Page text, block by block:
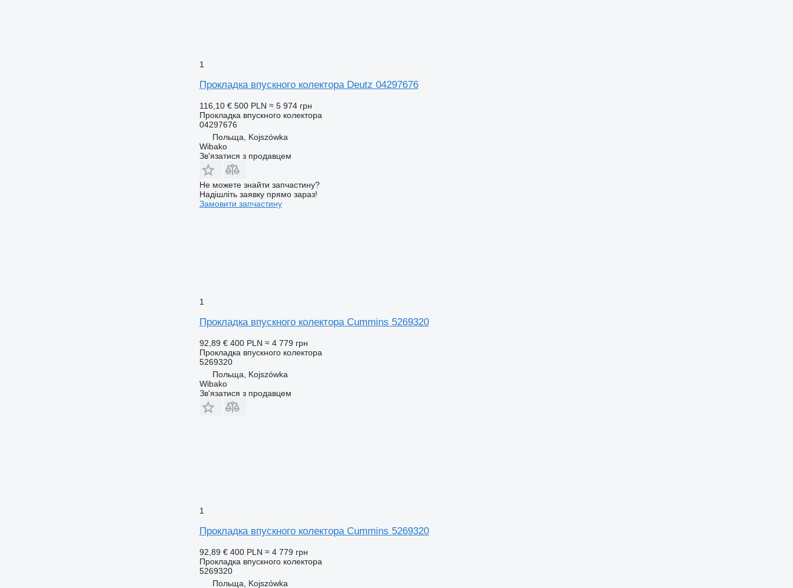
1
Прокладка впускного колектора Deutz 04297676
116,10 € 500 PLN ≈ 5 974 грн
Прокладка впускного колектора
04297676
Польща, Kojszówka
Wibako
Зв'язатися з продавцем
Не можете знайти запчастину?
Надішліть заявку прямо зараз!
Замовити запчастину
1
Прокладка впускного колектора Cummins 5269320
92,89 € 400 PLN ≈ 4 779 грн
Прокладка впускного колектора
5269320
Польща, Kojszówka
Wibako
Зв'язатися з продавцем
1
Прокладка впускного колектора Cummins 5269320
92,89 € 400 PLN ≈ 4 779 грн
Прокладка впускного колектора
5269320
Польща, Kojszówka